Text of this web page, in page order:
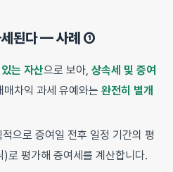
세된다 — 사례 ①
는 자산으로 보아, 상속세 및 증여
차익 과세 유예와는 완전히 별개
으로 증여일 전후 일정 기간의 평
로 평가해 증여세를 계산합니다.